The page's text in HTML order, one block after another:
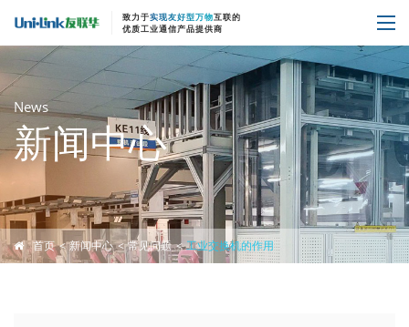
致力于实现友好型万物互联的
优质工业通信产品提供商
News
新闻中心
首页 新闻中心 常见问题 工业交换机的作用